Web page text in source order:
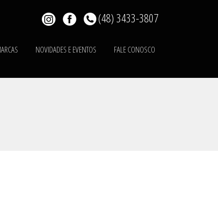
(48) 3433-3807
NOVIDADES E EVENTOS FALE CONOSCO